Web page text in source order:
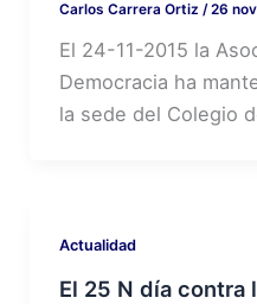
Carlos Carrera Ortiz /26
El 24-11-2015 la
Democracia ha
la sede del Colegio
Actualidad
El 25 N día contra